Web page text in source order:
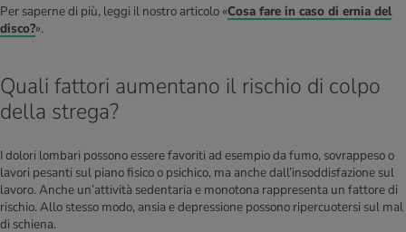
Per saperne di più, leggi il nostro articolo «Cosa fare in caso di ernia del
disco?».
Quali fattori aumentano il rischio di colpo
della strega?
I dolori lombari possono essere favoriti ad esempio da fumo, sovrappeso o
lavori pesanti sul piano fisico o psichico, ma anche dall’insoddisfazione sul
lavoro. Anche un’attività sedentaria e monotona rappresenta un fattore di
rischio. Allo stesso modo, ansia e depressione possono ripercuotersi sul mal
di schiena.